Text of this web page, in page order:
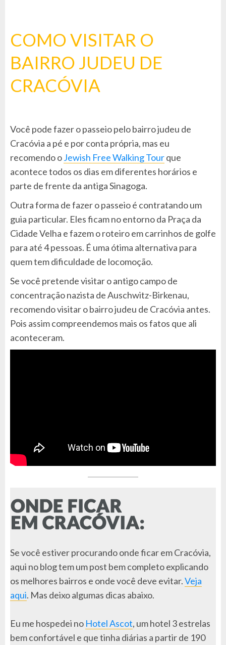
COMO VISITAR O
BAIRRO JUDEU DE
CRACÓVIA
Você pode fazer o passeio pelo bairro judeu de
Cracóvia a pé e por conta própria, mas eu
recomendo oJewish Free Walking Tourque
acontece todos os dias em diferentes horários e
parte de frente da antiga Sinagoga.
Outra forma de fazer o passeio é contratando um
guia particular. Eles ficam no entorno da Praça da
Cidade Velha e fazem o roteiro em carrinhos de golfe
para até 4 pessoas. É uma ótima alternativa para
quem tem dificuldade de locomoção.
Se você pretende visitar o antigo campo de
concentração nazista de Auschwitz-Birkenau,
recomendo visitar o bairro judeu de Cracóvia antes.
Pois assim compreendemos mais os fatos que ali
aconteceram.
Se você estiver procurando onde ficar em Cracóvia,
aqui no blog tem um post bem completo explicando
os melhores bairros e onde você deve evitar.Veja
aqui. Mas deixo algumas dicas abaixo.
Eu me hospedei no Hotel Ascot, um hotel 3 estrelas
bem confortável e que tinha diárias a partir de 190